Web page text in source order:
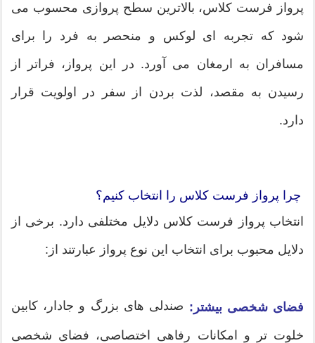
پرواز فرست کلاس، بالاترین سطح پروازی محسوب می
شود که تجربه ای لوکس و منحصر به فرد را برای
مسافران به ارمغان می آورد. در این پرواز، فراتر از
رسیدن به مقصد، لذت بردن از سفر در اولویت قرار
دارد.
چرا پرواز فرست کلاس را انتخاب کنیم؟
انتخاب پرواز فرست کلاس دلایل مختلفی دارد. برخی از
دلایل محبوب برای انتخاب این نوع پرواز عبارتند از:
فضای شخصی بیشتر: صندلی های بزرگ و جادار، کابین
خلوت تر و امکانات رفاهی اختصاصی، فضای شخصی